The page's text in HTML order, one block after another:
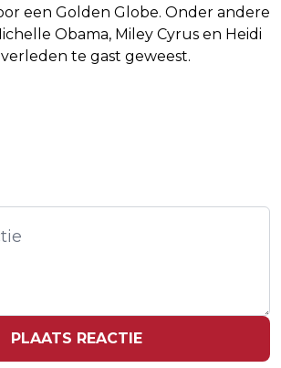
een Golden Globe. Onder andere
Obama, Miley Cyrus en Heidi
te gast geweest.
PEC ZWOLLE
UEDA VOLGT STEIJN
EREDIVISIE
PLAATS REACTIE